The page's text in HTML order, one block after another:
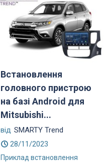
Встановлення
головного пристрою
на базі Android для
Mitsubishi...
від SMARTY Trend
28/11/2023
Приклад встановлення